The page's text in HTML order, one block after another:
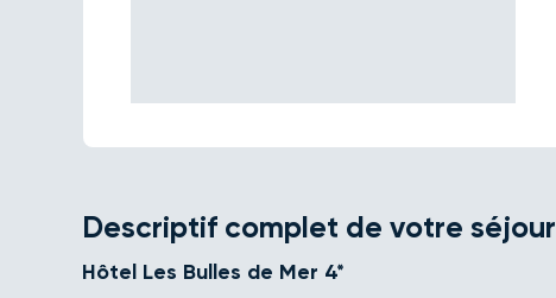
Descriptif complet de votre séjour
Hôtel Les Bulles de Mer 4*